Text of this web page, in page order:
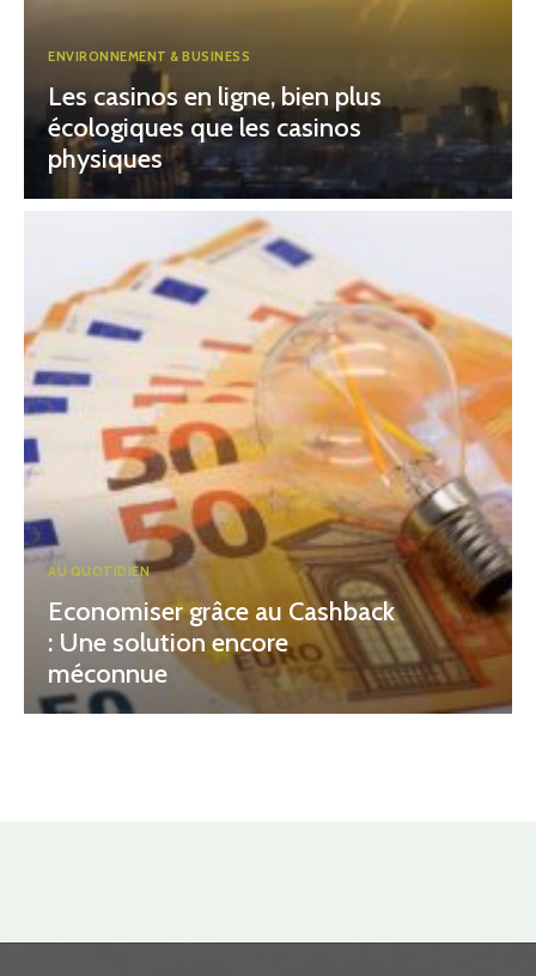
ENVIRONNEMENT & BUSINESS
Les casinos en ligne, bien plus
écologiques que les casinos
physiques
AU QUOTIDIEN
Economiser grâce au Cashback
: Une solution encore
méconnue